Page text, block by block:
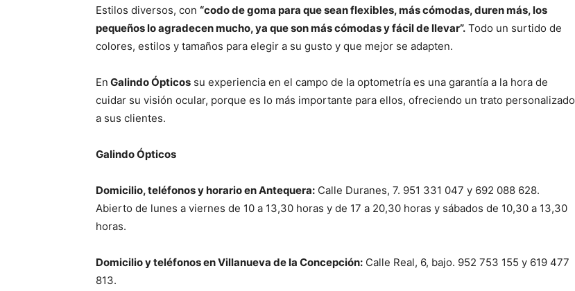
Estilos diversos, con “codo de goma para que sean flexibles, más cómodas, duren más, los
pequeños lo agradecen mucho, ya que son más cómodas y fácil de llevar”. Todo un surtido de
colores, estilos y tamaños para elegir a su gusto y que mejor se adapten.
En Galindo Ópticos su experiencia en el campo de la optometría es una garantía a la hora de
cuidar su visión ocular, porque es lo más importante para ellos, ofreciendo un trato personalizado
a sus clientes.
Galindo Ópticos
Domicilio, teléfonos y horario en Antequera: Calle Duranes, 7. 951 331 047 y 692 088 628.
Abierto de lunes a viernes de 10 a 13,30 horas y de 17 a 20,30 horas y sábados de 10,30 a 13,30
horas.
Domicilio y teléfonos en Villanueva de la Concepción: Calle Real, 6, bajo. 952 753 155 y 619 477
813.